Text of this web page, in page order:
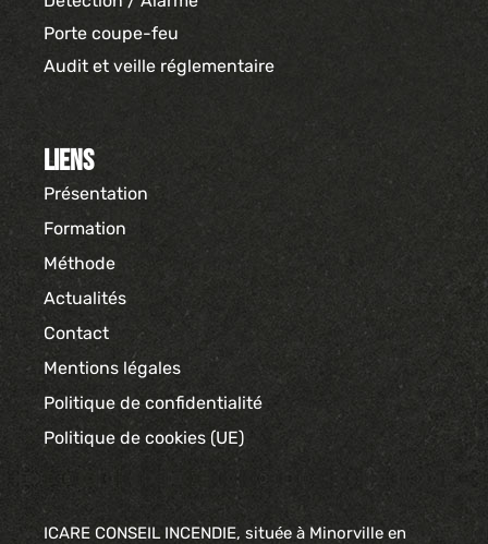
Porte coupe-feu
Audit et veille réglementaire
Liens
Présentation
Formation
Méthode
Actualités
Contact
Mentions légales
Politique de confidentialité
Politique de cookies (UE)
ICARE CONSEIL INCENDIE, située à Minorville en